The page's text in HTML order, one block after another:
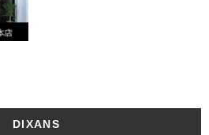
DIXANS